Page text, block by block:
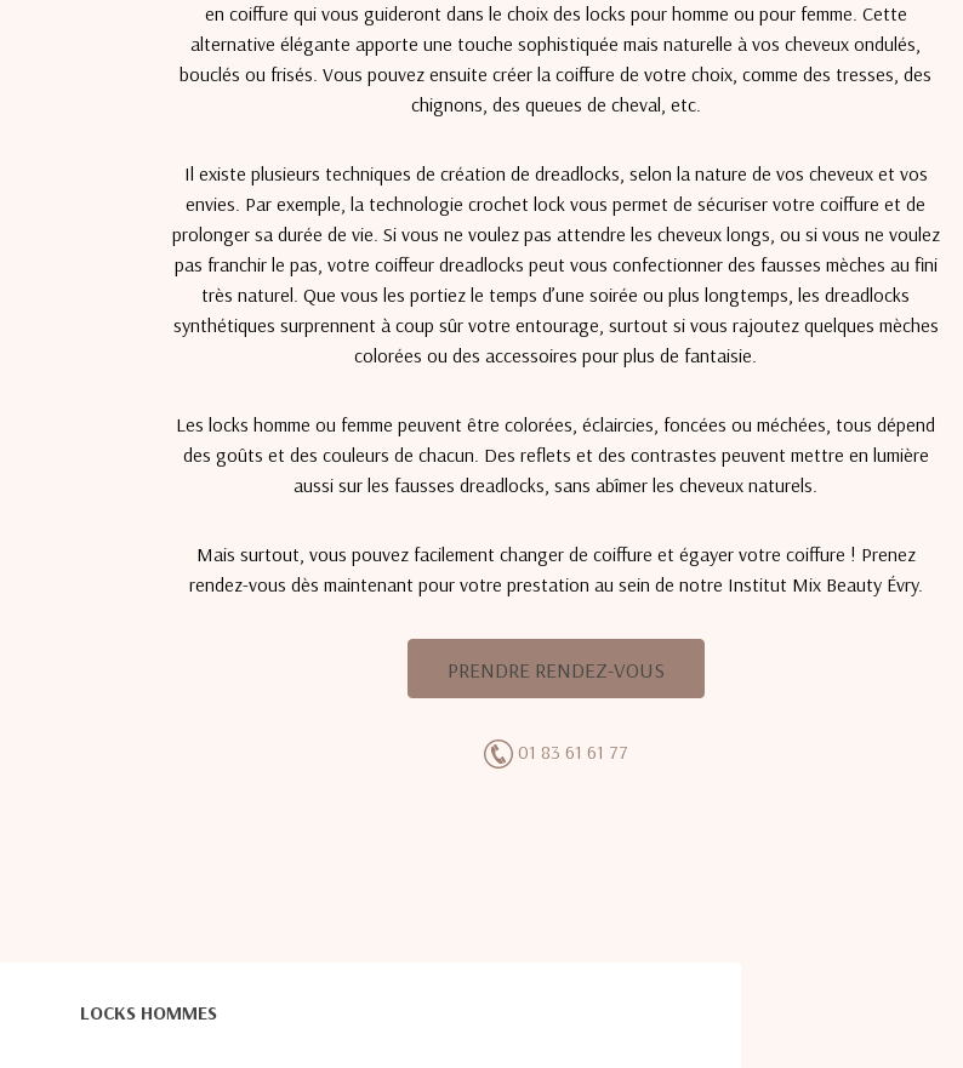
en coiffure qui vous guideront dans le choix des locks pour homme ou pour femme. Cette
alternative élégante apporte une touche sophistiquée mais naturelle à vos cheveux ondulés,
bouclés ou frisés. Vous pouvez ensuite créer la coiffure de votre choix, comme des tresses, des
chignons, des queues de cheval, etc.
Il existe plusieurs techniques de création de dreadlocks, selon la nature de vos cheveux et vos
envies. Par exemple, la technologie crochet lock vous permet de sécuriser votre coiffure et de
prolonger sa durée de vie. Si vous ne voulez pas attendre les cheveux longs, ou si vous ne voulez
pas franchir le pas, votre coiffeur dreadlocks peut vous confectionner des fausses mèches au fini
très naturel. Que vous les portiez le temps d’une soirée ou plus longtemps, les dreadlocks
synthétiques surprennent à coup sûr votre entourage, surtout si vous rajoutez quelques mèches
colorées ou des accessoires pour plus de fantaisie.
Les locks homme ou femme peuvent être colorées, éclaircies, foncées ou méchées, tous dépend
des goûts et des couleurs de chacun. Des reflets et des contrastes peuvent mettre en lumière
aussi sur les fausses dreadlocks, sans abîmer les cheveux naturels.
Mais surtout, vous pouvez facilement changer de coiffure et égayer votre coiffure ! Prenez
rendez-vous dès maintenant pour votre prestation au sein de notre Institut Mix Beauty Évry.
PRENDRE RENDEZ-VOUS
01 83 61 61 77
LOCKS HOMMES